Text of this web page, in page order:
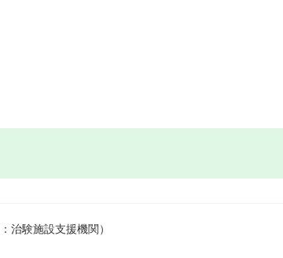
治験施設支援機関）